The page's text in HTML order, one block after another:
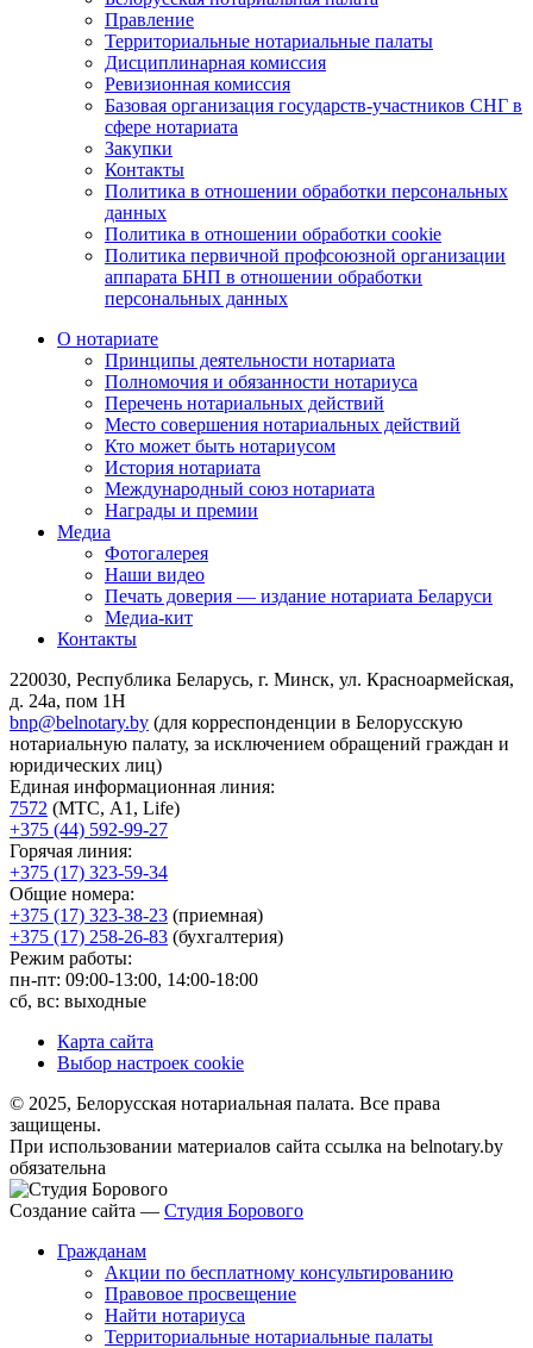
Правление
Территориальные нотариальные палаты
Дисциплинарная комиссия
Ревизионная комиссия
Базовая организация государств-участников СНГ в
сфере нотариата
Закупки
Контакты
Политика в отношении обработки персональных
данных
Политика в отношении обработки cookie
Политика первичной профсоюзной организации
аппарата БНП в отношении обработки
персональных данных
О нотариате
Принципы деятельности нотариата
Полномочия и обязанности нотариуса
Перечень нотариальных действий
Место совершения нотариальных действий
Кто может быть нотариусом
История нотариата
Международный союз нотариата
Награды и премии
Медиа
Фотогалерея
Наши видео
Печать доверия — издание нотариата Беларуси
Медиа-кит
Контакты
220030, Республика Беларусь, г. Минск, ул. Красноармейская,
д. 24а, пом 1Н
bnp@belnotary.by (для корреспонденции в Белорусскую
нотариальную палату, за исключением обращений граждан и
юридических лиц)
Единая информационная линия:
7572 (МТС, A1, Life)
+375 (44) 592-99-27
Горячая линия:
+375 (17) 323-59-34
Общие номера:
+375 (17) 323-38-23 (приемная)
+375 (17) 258-26-83 (бухгалтерия)
Режим работы:
пн-пт: 09:00-13:00, 14:00-18:00
сб, вс: выходные
Карта сайта
Выбор настроек cookie
© 2025, Белорусская нотариальная палата. Все права
защищены.
При использовании материалов сайта ссылка на belnotary.by
обязательна
Создание сайта — Студия Борового
Гражданам
Акции по бесплатному консультированию
Правовое просвещение
Найти нотариуса
Территориальные нотариальные палаты